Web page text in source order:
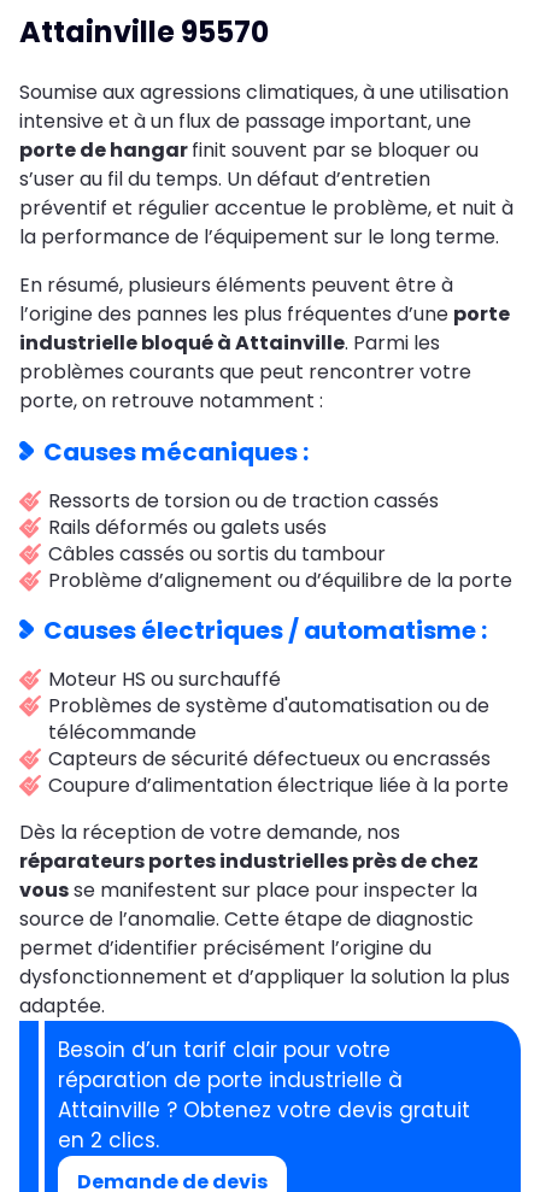
Attainville 95570
Soumise aux agressions climatiques, à une utilisation
intensive et à un flux de passage important, une
porte de hangarfinit souvent par se bloquer ou
s’user au fil du temps. Un défaut d’entretien
préventif et régulier accentue le problème, et nuit à
la performance de l’équipement sur le long terme.
En résumé, plusieurs éléments peuvent être à
l’origine des pannes les plus fréquentes d’une porte
industrielle bloqué à Attainville. Parmi les
problèmes courants que peut rencontrer votre
porte, on retrouve notamment :
Causes mécaniques :
Ressorts de torsion ou de traction cassés
Rails déformés ou galets usés
Câbles cassés ou sortis du tambour
Problème d’alignement ou d’équilibre de la porte
Causes électriques / automatisme :
Moteur HS ou surchauffé
Problèmes de système d'automatisation ou de
télécommande
Capteurs de sécurité défectueux ou encrassés
Coupure d’alimentation électrique liée à la porte
Dès la réception de votre demande, nos
réparateurs portes industrielles près de chez
vousse manifestent sur place pour inspecter la
source de l’anomalie. Cette étape de diagnostic
permet d’identifier précisément l’origine du
dysfonctionnement et d’appliquer la solution la plus
adaptée.
Besoin d’un tarif clair pour votre
réparation de porte industrielle à
Attainville ? Obtenez votre devis gratuit
en 2 clics.
Demande de devis